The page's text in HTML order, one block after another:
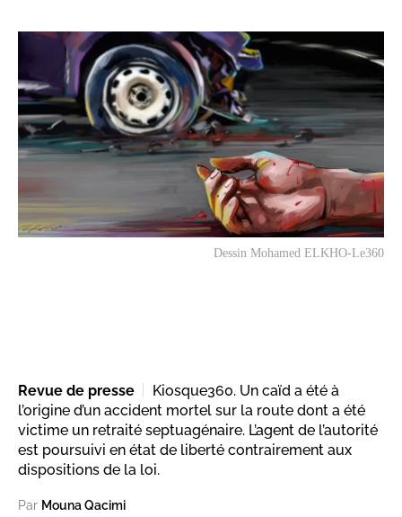
Dessin Mohamed ELKHO-Le360
Revue de presse
Kiosque360. Un caïd a été à
l’origine d’un accident mortel sur la route dont a été
victime un retraité septuagénaire. L’agent de l’autorité
est poursuivi en état de liberté contrairement aux
dispositions de la loi.
Par Mouna Qacimi